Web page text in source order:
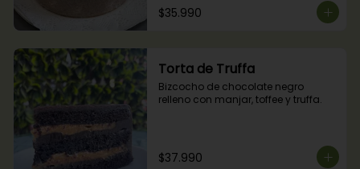
$35.990
Torta de Truffa
Bizcocho de chocolate negro
relleno con manjar, toffee y truffa.
$37.990